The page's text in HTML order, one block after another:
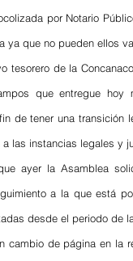
por Notario
ya que no pueden ellos
tesorero de la
que entregue
de tener una
a las instancias legales y
ayer la Asamblea
a la que está
desde el periodo de
cambio de página en la